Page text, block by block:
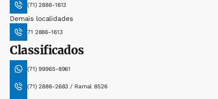
(71) 2886-1613
Demais localidades
71 2886-1613
Classificados
(71) 99965-8961
(71) 2886-2683 / Ramal 8526